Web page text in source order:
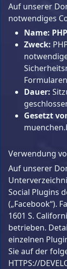
Auf unserer
notwendiges
Name:
Zweck:
Dauer:
Gesetzt
Verwendung
Auf unserer
Social Plugins
(„Facebook“).
1601 S.
betrieben.
einzelnen
Sie auf der
HTTPS://